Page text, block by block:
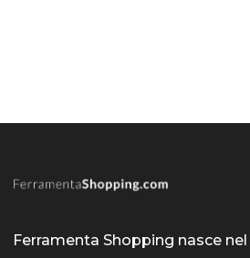
Ferramenta Shopping nasce nel